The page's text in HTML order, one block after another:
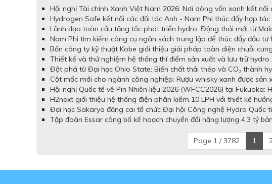
Hội nghị Tài chính Xanh Việt Nam 2026: Nơi dòng vốn xanh kết
Hydrogen Safe kết nối các đối tác Anh - Nam Phi thúc đẩy hợp
Lãnh đạo toàn cầu tăng tốc phát triển hydro: Động thái mới từ
Nam Phi tìm kiếm công cụ ngân sách trung lập để thúc đẩy đầu tư
Bốn công ty kỹ thuật Kobe giới thiệu giải pháp toàn diện chuỗi
Thiết kế và thử nghiệm hệ thống thí điểm sản xuất và lưu trữ
Đột phá từ Đại học Ohio State: Biến chất thải thép và CO₂ thành
Cột mốc mới cho ngành công nghiệp: Rượu whisky xanh được
Hội nghị Quốc tế về Pin Nhiên liệu 2026 (WFCC2026) tại
H2next giới thiệu hệ thống điện phân kiềm 10 LPH với thiết kế
Đại học Sakarya đăng cai tổ chức Đại hội Công nghệ Hydro Quốc
Tập đoàn Essar công bố kế hoạch chuyển đổi năng lượng 4,3 tỷ
Page 1 / 3782 1